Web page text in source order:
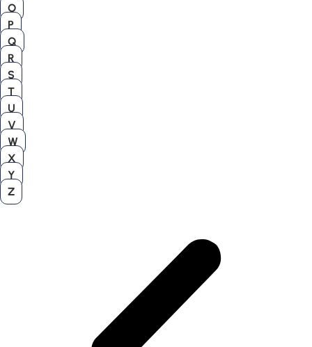
O
P
Q
R
S
T
U
V
W
X
Y
Z